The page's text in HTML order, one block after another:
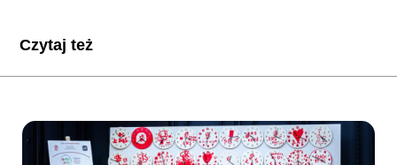
Czytaj też